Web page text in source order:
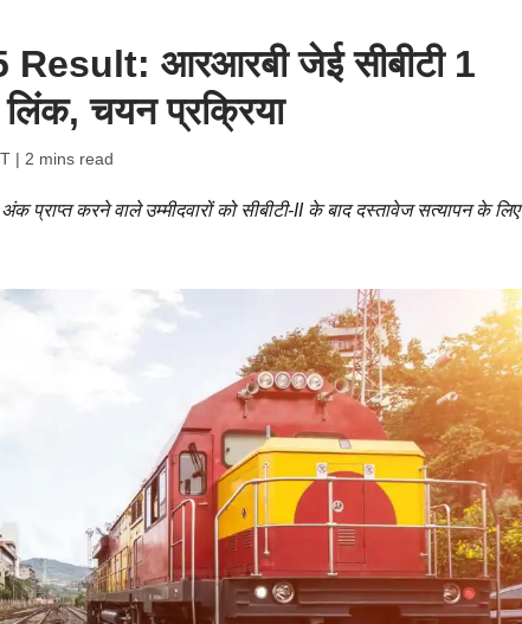
आरआरबी जेई सीबीटी 1
लिंक, चयन प्रक्रिया
| 2 mins read
करने वाले उम्मीदवारों को सीबीटी-II के बाद दस्तावेज सत्यापन के लिए